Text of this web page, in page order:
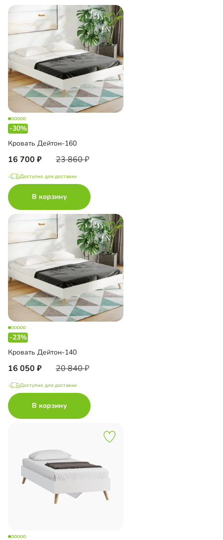
-30%
Кровать Дейтон-160
16 700 23 860
Доступно для доставки
В корзину
-23%
Кровать Дейтон-140
16 050 20 840
Доступно для доставки
В корзину